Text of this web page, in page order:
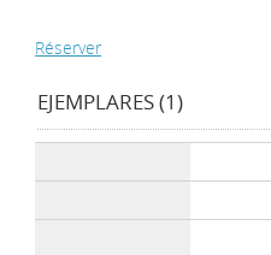
Réserver
EJEMPLARES (1)